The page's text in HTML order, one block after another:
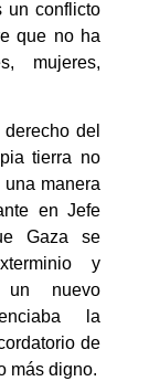
un conflicto
que no ha
mujeres,
del
tierra no
manera
en Jefe
Gaza se
y
un nuevo
la
de
más digno.